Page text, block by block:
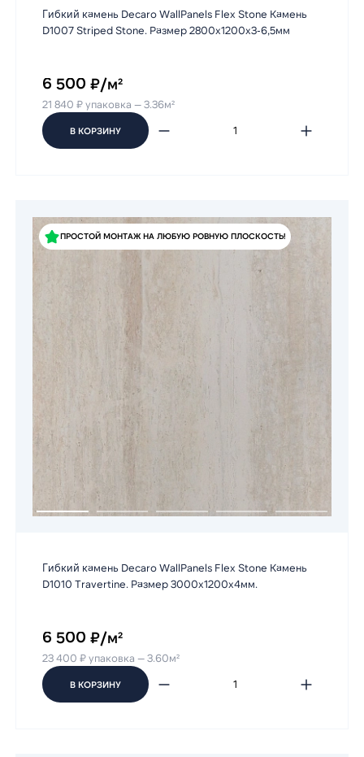
Гибкий камень Decaro WallPanels Flex Stone Камень
D1007 Striped Stone. Размер 2800x1200x3-6,5мм
6 500 ₽/м²
21 840 ₽ упаковка — 3.36м²
В КОРЗИНУ
ПРОСТОЙ МОНТАЖ НА ЛЮБУЮ РОВНУЮ ПЛОСКОСТЬ!
Гибкий камень Decaro WallPanels Flex Stone Камень
D1010 Travertine. Размер 3000х1200х4мм.
6 500 ₽/м²
23 400 ₽ упаковка — 3.60м²
В КОРЗИНУ